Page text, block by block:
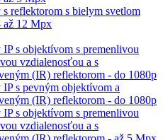
s reflektorom s bielym svetlom
12 Mpx
s objektívom s premenlivou
vzdialenosťou a s
(IR) reflektorom - do 1080p
s pevným objektívom a
(IR) reflektorom - do 1080p
s objektívom s premenlivou
vzdialenosťou a s